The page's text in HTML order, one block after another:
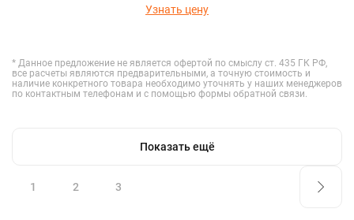
Узнать цену
* Данное предложение не является офертой по смыслу ст. 435 ГК РФ,
все расчеты являются предварительными, а точную стоимость и
наличие конкретного товара необходимо уточнять у наших менеджеров
по контактным телефонам и с помощью формы обратной связи.
Показать ещё
1 2 3